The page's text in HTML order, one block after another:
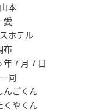
本
愛
ホテル
布
年７月７日
同
んごくん
くやくん